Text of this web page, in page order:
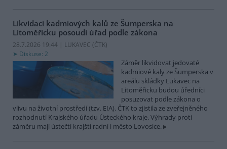
Likvidaci kadmiových kalů ze Šumperska na
Litoměřicku posoudí úřad podle zákona
28.7.2026 19:44 | LUKAVEC (ČTK)
Diskuse: 2
Záměr likvidovat jedovaté
kadmiové kaly ze Šumperska v
areálu skládky Lukavec na
Litoměřicku budou úředníci
posuzovat podle zákona o
vlivu na životní prostředí (tzv. EIA). ČTK to zjistila ze zveřejněného
rozhodnutí Krajského úřadu Ústeckého kraje. Výhrady proti
záměru mají ústečtí krajští radní i město Lovosice.